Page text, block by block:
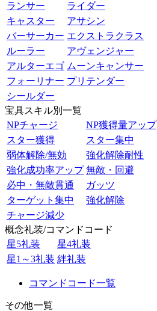
ランサー
ライダー
キャスター
アサシン
バーサーカー エクストラクラス
ルーラー
アヴェンジャー
アルターエゴ ムーンキャンサー
フォーリナー プリテンダー
シールダー
宝具スキル別一覧
NPチャージ
NP獲得量アップ
スター獲得
スター集中
弱体解除/無効
強化解除耐性
強化成功率アップ 無敵・回避
必中・無敵貫通
ガッツ
ターゲット集中
強化解除
チャージ減少
概念礼装/コマンドコード
星5礼装
星4礼装
星1～3礼装 絆礼装
コマンドコード一覧
その他一覧